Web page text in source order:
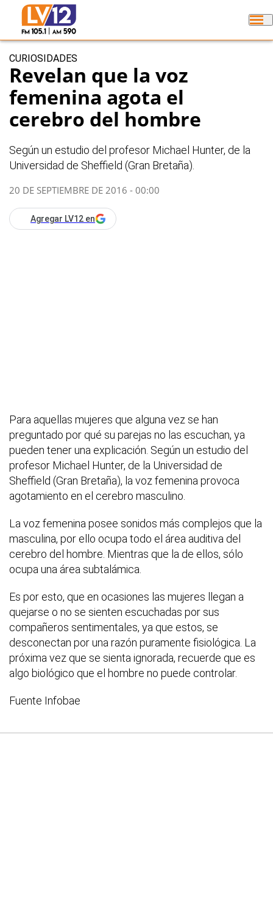
CURIOSIDADES
Revelan que la voz
femenina agota el
cerebro del hombre
Según un estudio del profesor Michael Hunter, de la
Universidad de Sheffield (Gran Bretaña).
20 DE SEPTIEMBRE DE 2016 - 00:00
Agregar LV12 en
Para aquellas mujeres que alguna vez se han
preguntado por qué su parejas no las escuchan, ya
pueden tener una explicación. Según un estudio del
profesor Michael Hunter, de la Universidad de
Sheffield (Gran Bretaña), la voz femenina provoca
agotamiento en el cerebro masculino.
La voz femenina posee sonidos más complejos que la
masculina, por ello ocupa todo el área auditiva del
cerebro del hombre. Mientras que la de ellos, sólo
ocupa una área subtalámica.
Es por esto, que en ocasiones las mujeres llegan a
quejarse o no se sienten escuchadas por sus
compañeros sentimentales, ya que estos, se
desconectan por una razón puramente fisiológica. La
próxima vez que se sienta ignorada, recuerde que es
algo biológico que el hombre no puede controlar.
Fuente Infobae